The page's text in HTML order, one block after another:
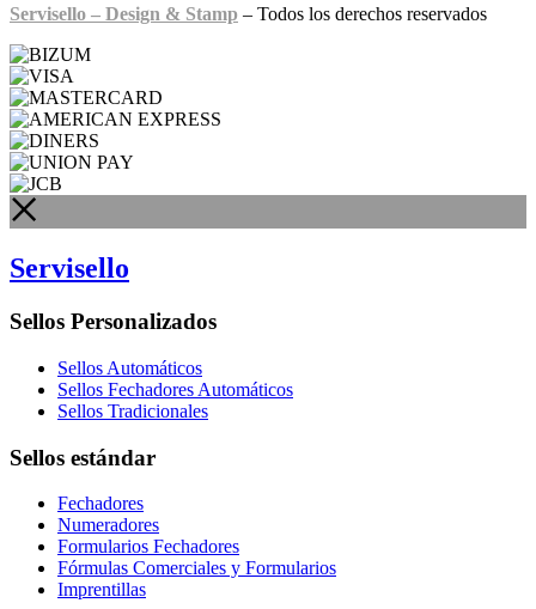
Servisello – Design & Stamp – Todos los derechos reservados
Servisello
Sellos Personalizados
Sellos Automáticos
Sellos Fechadores Automáticos
Sellos Tradicionales
Sellos estándar
Fechadores
Numeradores
Formularios Fechadores
Fórmulas Comerciales y Formularios
Imprentillas